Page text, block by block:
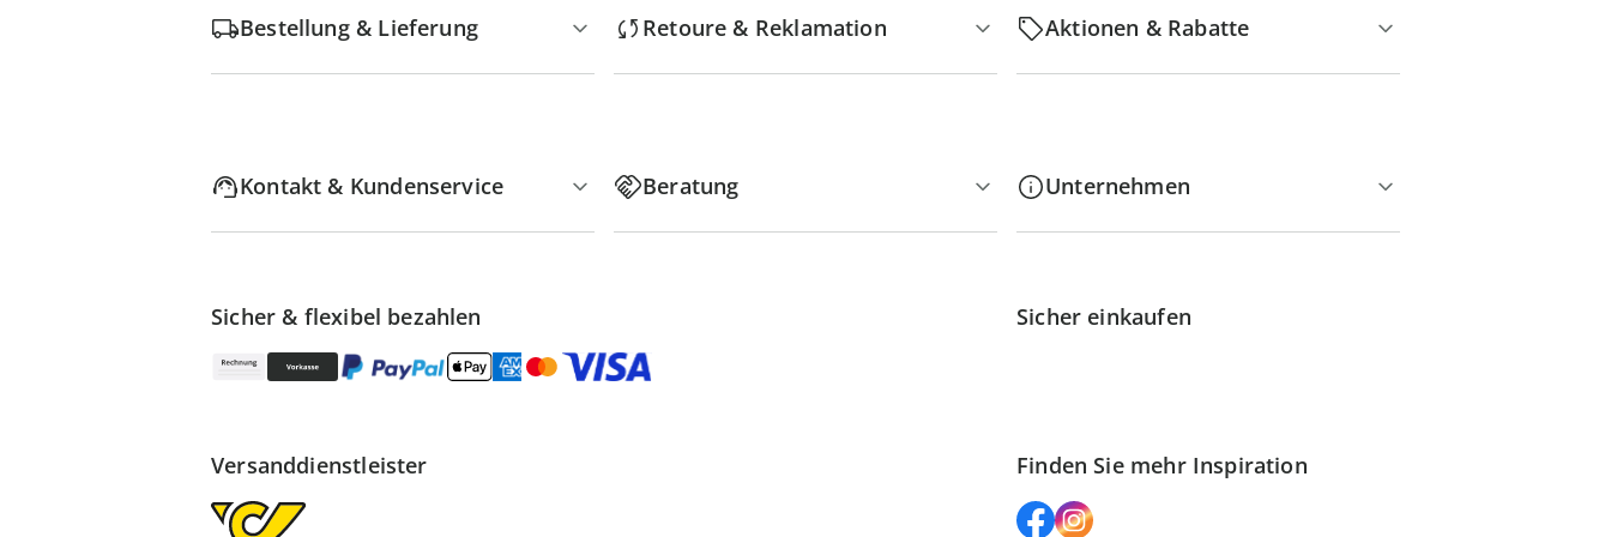
Bestellung & Lieferung Retoure & Reklamation Aktionen & Rabatte
Kontakt & Kundenservice Beratung Unternehmen
Sicher & flexibel bezahlen Sicher einkaufen
Versanddienstleister Finden Sie mehr Inspiration